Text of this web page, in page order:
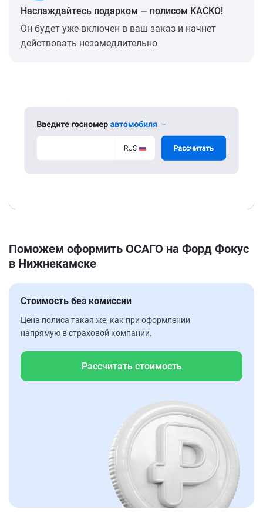
Наслаждайтесь подарком — полисом КАСКО!
Он будет уже включен в ваш заказ и начнет
действовать незамедлительно
Поможем оформить ОСАГО на Форд Фокус
в Нижнекамске
Стоимость без комиссии
Цена полиса такая же, как при оформлении
напрямую в страховой компании.
Рассчитать стоимость